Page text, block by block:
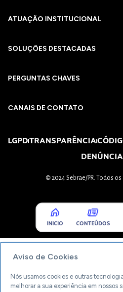
ATUAÇÃO INSTITUCIONAL
SOLUÇÕES DESTACADAS
PERGUNTAS CHAVES​
CANAIS DE CONTATO
LGPDTRANSPARÊNCIA
DENÚNCIA
© 2024 Sebrae/PR. Todos
INICIO CONTEÚDOS
Aviso de Cookies
Nós usamos cookies e outras
melhorar a sua experiência em nossos